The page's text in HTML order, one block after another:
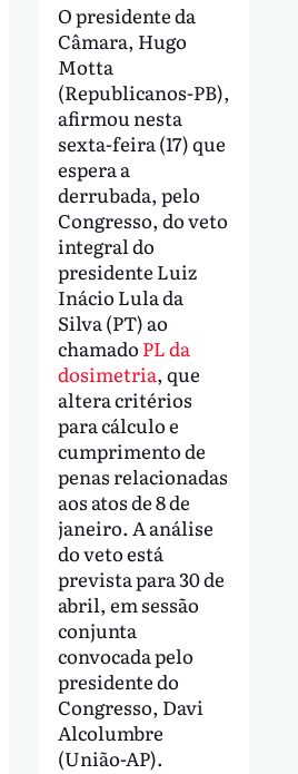
O presidente da
Câmara, Hugo
Motta
(Republicanos-PB),
afirmou nesta
sexta-feira (17) que
espera a
derrubada, pelo
Congresso, do veto
integral do
presidente Luiz
Inácio Lula da
Silva (PT) ao
chamado PL da
dosimetria, que
altera critérios
para cálculo e
cumprimento de
penas relacionadas
aos atos de 8 de
janeiro. A análise
do veto está
prevista para 30 de
abril, em sessão
conjunta
convocada pelo
presidente do
Congresso, Davi
Alcolumbre
(União-AP).